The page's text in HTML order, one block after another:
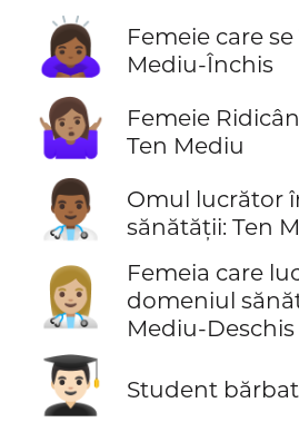
🙇🏾‍♀️
Femeie care
Mediu-Închis
🤷🏽‍♀️
Femeie
Ten Mediu
👨🏾‍⚕️
Omul lucrător
sănătății: Ten
👩🏼‍⚕️
Femeia care
domeniul
Mediu-Deschis
👨🏻‍🎓 Student